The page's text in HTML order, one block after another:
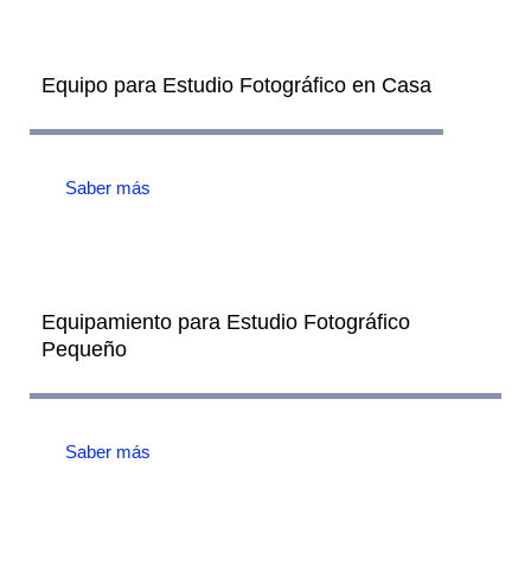
Equipo para Estudio Fotográfico en Casa
Saber más
Equipamiento para Estudio Fotográfico
Pequeño
Saber más